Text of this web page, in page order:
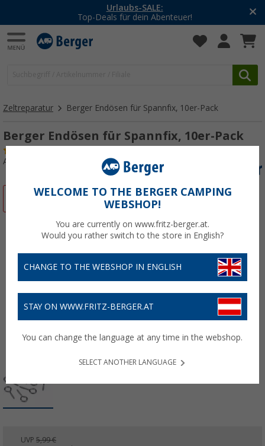
Urlaubs-SALE:
Top-Deals für dein Abenteuer!
Zeltreparatur Berger Endösen für Spannfix, 10er-Pack
Berger Endösen für Spannfix, 10er-Pack
Art.-Nr.: 411040
UVP 5,99 €
WELCOME TO THE BERGER CAMPING
WEBSHOP!
You are currently on www.fritz-berger.at.
Would you rather switch to the store in English?
CHANGE TO THE WEBSHOP IN ENGLISH
STAY ON WWW.FRITZ-BERGER.AT
You can change the language at any time in the webshop.
SELECT ANOTHER LANGUAGE